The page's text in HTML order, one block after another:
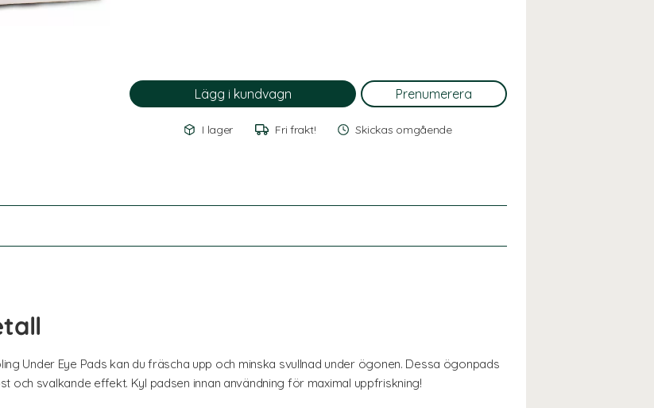
I lager Fri frakt! Skickas omgående
Under Eye Pads kan du fräscha upp och minska svullnad under ögonen. Dessa ögonpads
och svalkande effekt. Kyl padsen innan användning för maximal uppfriskning!